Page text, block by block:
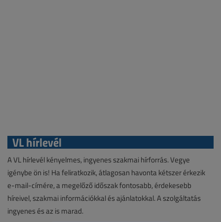
VL hírlevél
A VL hírlevél kényelmes, ingyenes szakmai hírforrás. Vegye
igénybe ön is! Ha feliratkozik, átlagosan havonta kétszer érkezik
e-mail-címére, a megelőző időszak fontosabb, érdekesebb
híreivel, szakmai információkkal és ajánlatokkal. A szolgáltatás
ingyenes és az is marad.